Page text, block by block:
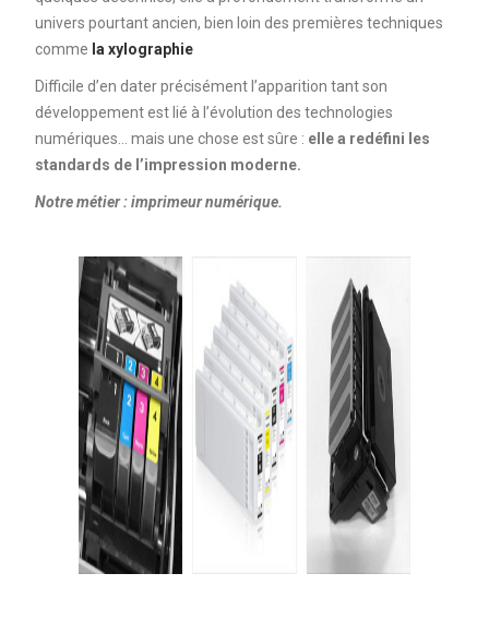
univers pourtant ancien, bien loin des premières techniques
comme la xylographie
Difficile d’en dater précisément l’apparition tant son
développement est lié à l’évolution des technologies
numériques… mais une chose est sûre : elle a redéfini les
standards de l’impression moderne.
Notre métier : imprimeur numérique.